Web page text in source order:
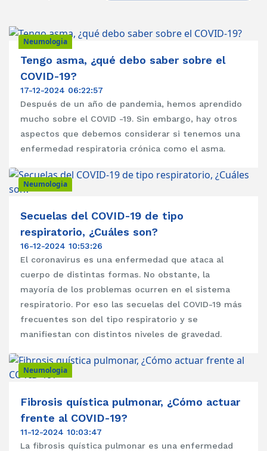
Neumologia
Tengo asma, ¿qué debo saber sobre el
COVID-19?
17-12-2024 06:22:57
Después de un año de pandemia, hemos aprendido
mucho sobre el COVID -19. Sin embargo, hay otros
aspectos que debemos considerar si tenemos una
enfermedad respiratoria crónica como el asma.
Neumologia
Secuelas del COVID-19 de tipo
respiratorio, ¿Cuáles son?
16-12-2024 10:53:26
El coronavirus es una enfermedad que ataca al
cuerpo de distintas formas. No obstante, la
mayoría de los problemas ocurren en el sistema
respiratorio. Por eso las secuelas del COVID-19 más
frecuentes son del tipo respiratorio y se
manifiestan con distintos niveles de gravedad.
Neumologia
Fibrosis quística pulmonar, ¿Cómo actuar
frente al COVID-19?
11-12-2024 10:03:47
La fibrosis quística pulmonar es una enfermedad